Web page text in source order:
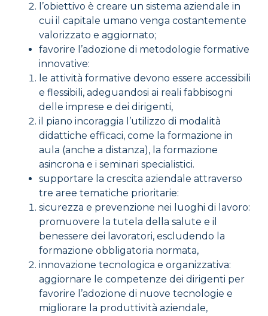
l’obiettivo è creare un sistema aziendale in
cui il capitale umano venga costantemente
valorizzato e aggiornato;
favorire l’adozione di metodologie formative
innovative:
le attività formative devono essere accessibili
e flessibili, adeguandosi ai reali fabbisogni
delle imprese e dei dirigenti,
il piano incoraggia l’utilizzo di modalità
didattiche efficaci, come la formazione in
aula (anche a distanza), la formazione
asincrona e i seminari specialistici.
supportare la crescita aziendale attraverso
tre aree tematiche prioritarie:
sicurezza e prevenzione nei luoghi di lavoro:
promuovere la tutela della salute e il
benessere dei lavoratori, escludendo la
formazione obbligatoria normata,
innovazione tecnologica e organizzativa:
aggiornare le competenze dei dirigenti per
favorire l’adozione di nuove tecnologie e
migliorare la produttività aziendale,